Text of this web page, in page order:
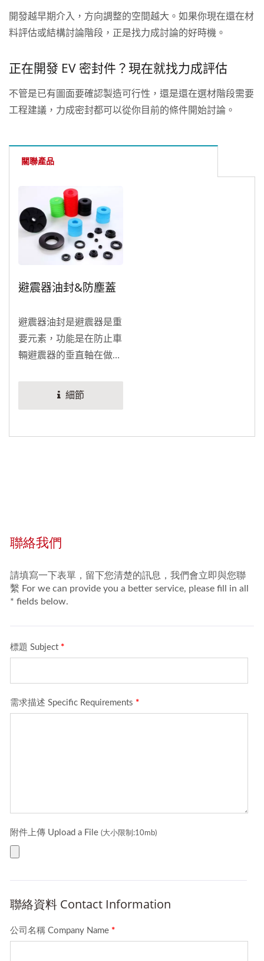
開發越早期介入，方向調整的空間越大。如果你現在還在材
料評估或結構討論階段，正是找力成討論的好時機。
正在開發 EV 密封件？現在就找力成評估
不管是已有圖面要確認製造可行性，還是還在選材階段需要
工程建議，力成密封都可以從你目前的條件開始討論。
關聯產品
避震器油封&防塵蓋
避震器油封是避震器是重
要元素，功能是在防止車
輛避震器的垂直軸在做往
和外部汙染物進入避震器
的長度。而避震器是懸吊
細節